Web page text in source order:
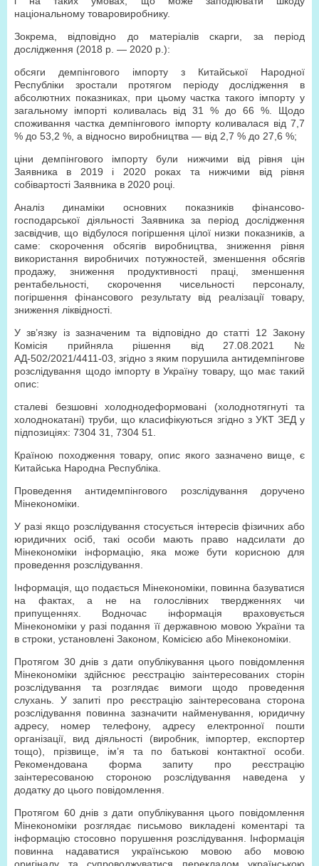
національному товаровиробнику.
Зокрема, відповідно до матеріалів скарги, за період
дослідження (2018 р. — 2020 р.):
обсяги демпінгового імпорту з Китайської Народної
Республіки зростали протягом періоду дослідження в
абсолютних показниках, при цьому частка такого імпорту у
загальному імпорті коливалась від 31 % до 66 %. Щодо
споживання частка демпінгового імпорту коливалася від 7,7
% до 53,2 %, а відносно виробництва — від 2,7 % до 27,6 %;
ціни демпінгового імпорту були нижчими від рівня цін
Заявника в 2019 і 2020 роках та нижчими від рівня
собівартості Заявника в 2020 році.
Аналіз динаміки основних показників фінансово-
господарської діяльності Заявника за період дослідження
засвідчив, що відбулося погіршення цілої низки показників, а
саме: скорочення обсягів виробництва, зниження рівня
використання виробничих потужностей, зменшення обсягів
продажу, зниження продуктивності праці, зменшення
рентабельності, скорочення чисельності персоналу,
погіршення фінансового результату від реалізації товару,
зниження ліквідності.
У зв’язку із зазначеним та відповідно до статті 12 Закону
Комісія прийняла рішення від 27.08.2021 №
АД-502/2021/4411-03, згідно з яким порушила антидемпінгове
розслідування щодо імпорту в Україну товару, що має такий
опис:
сталеві безшовні холоднодеформовані (холоднотягнуті та
холоднокатані) труби, що класифікуються згідно з УКТ ЗЕД у
підпозиціях: 7304 31, 7304 51.
Країною походження товару, опис якого зазначено вище, є
Китайська Народна Республіка.
Проведення антидемпінгового розслідування доручено
Мінекономіки.
У разі якщо розслідування стосується інтересів фізичних або
юридичних осіб, такі особи мають право надсилати до
Мінекономіки інформацію, яка може бути корисною для
проведення розслідування.
Інформація, що подається Мінекономіки, повинна базуватися
на фактах, а не на голослівних твердженнях чи
припущеннях. Водночас інформація враховується
Мінекономіки у разі подання її державною мовою України та
в строки, установлені Законом, Комісією або Мінекономіки.
Протягом 30 днів з дати опублікування цього повідомлення
Мінекономіки здійснює реєстрацію заінтересованих сторін
розслідування та розглядає вимоги щодо проведення
слухань. У запиті про реєстрацію заінтересована сторона
розслідування повинна зазначити найменування, юридичну
адресу, номер телефону, адресу електронної пошти
організації, вид діяльності (виробник, імпортер, експортер
тощо), прізвище, ім’я та по батькові контактної особи.
Рекомендована форма запиту про реєстрацію
заінтересованою стороною розслідування наведена у
додатку до цього повідомлення.
Протягом 60 днів з дати опублікування цього повідомлення
Мінекономіки розглядає письмово викладені коментарі та
інформацію стосовно порушення розслідування. Інформація
повинна надаватися українською мовою або мовою